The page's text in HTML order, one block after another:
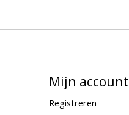
Mijn account
Registreren